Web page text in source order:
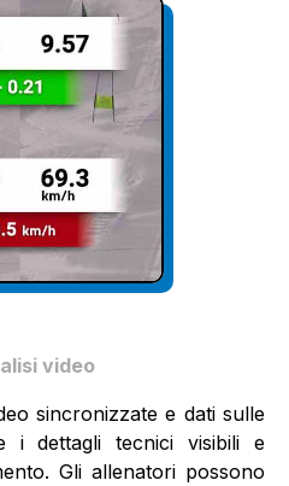
video
sincronizzate e dati sulle
i dettagli tecnici visibili e
Gli allenatori possono